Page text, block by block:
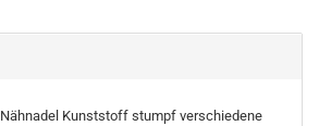
Nähnadel Kunststoff stumpf verschiedene